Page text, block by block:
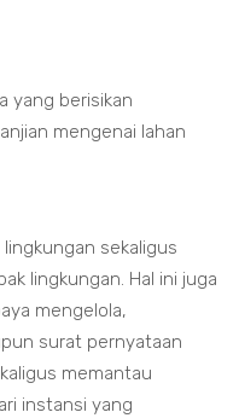
yang berisikan
mengenai lahan
sekaligus
lingkungan. Hal ini juga
mengelola,
surat pernyataan
memantau
instansi yang